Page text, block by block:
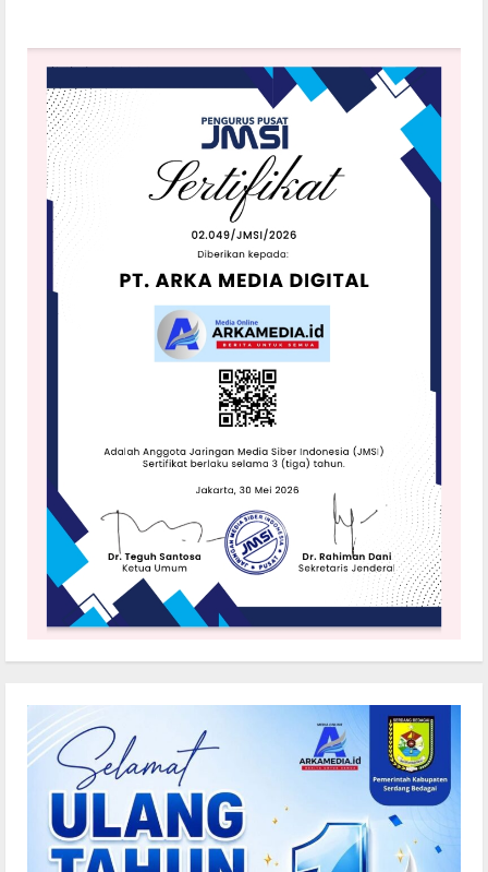
Sampaikan
Duka
Purnawirawan
Kompol
Ahmad
Yani
Siregar,
Dimakamkan
Secara
Kedinasan